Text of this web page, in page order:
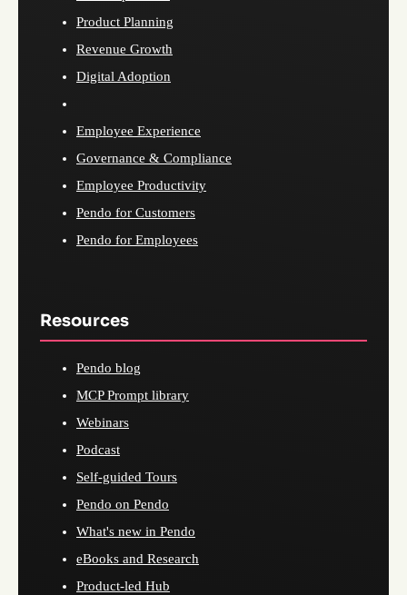
Product Planning
Revenue Growth
Digital Adoption
Employee Experience
Governance & Compliance
Employee Productivity
Pendo for Customers
Pendo for Employees
Resources
Pendo blog
MCP Prompt library
Webinars
Podcast
Self-guided Tours
Pendo on Pendo
What's new in Pendo
eBooks and Research
Product-led Hub